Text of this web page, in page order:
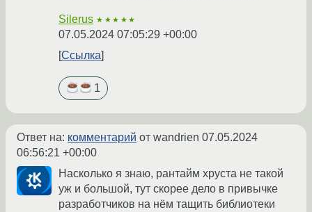
Silerus ★★★★★
07.05.2024 07:05:29 +00:00
Ссылка
1
Ответ на: комментарий от wandrien 07.05.2024
06:56:21 +00:00
Насколько я знаю, рантайм хруста не такой
уж и большой, тут скорее дело в привычке
разработчиков на нём тащить библиотеки